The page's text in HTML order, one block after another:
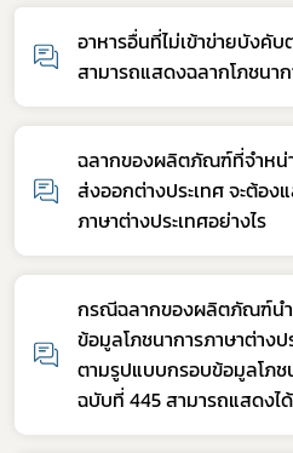
อาหารอื่นที่ไม่เข้าข่ายบังคั
สามารถแสดงฉลากโภชนาก
ฉลากของผลิตภัณฑ์ที่จำหน่า
ส่งออกต่างประเทศ จะต้อง
ภาษาต่างประเทศอย่างไร
กรณีฉลากของผลิตภัณฑ์นำ
ข้อมูลโภชนาการภาษาต่าง
ตามรูปแบบกรอบข้อมูลโภช
ฉบับที่ 445 สามารถแสดงไ